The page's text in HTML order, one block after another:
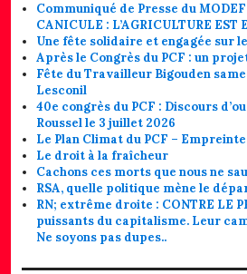
Communiqué de Presse du MODEF
CANICULE : L’AGRICULTURE EST
Une fête solidaire et engagée sur
Après le Congrès du PCF : un
Fête du Travailleur Bigouden
Lesconil
40e congrès du PCF : Discours
Roussel le 3 juillet 2026
Le Plan Climat du PCF –
Le droit à la fraîcheur
Cachons ces morts que nous ne
RSA, quelle politique mène le
RN; extrême droite : CONTRE LE
puissants du capitalisme. Leur
Ne soyons pas dupes..